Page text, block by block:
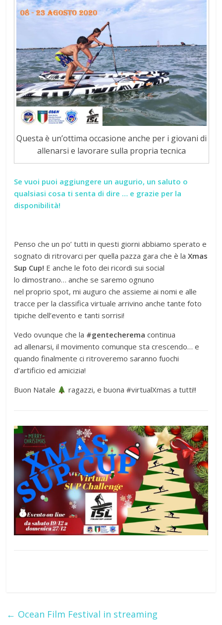
Questa è un’ottima occasione anche per i giovani di
allenarsi e lavorare sulla propria tecnica
Se vuoi puoi aggiungere un augurio, un saluto o
qualsiasi cosa ti senta di dire … e grazie per la
disponibilità!
Penso che un po’ tutti in questi giorni abbiamo sperato e
sognato di ritrovarci per quella pazza gara che è laXmas
Sup Cup! E anche le foto dei ricordi sui social
lo dimostrano… anche se saremo ognuno
nel proprio spot, mi auguro che assieme ai nomi e alle
tracce per la classifica virtuale arrivino anche tante foto
tipiche dell’evento e tanti sorrisi!
Vedo ovunque che la #gentecherema continua
ad allenarsi, il movimento comunque sta crescendo… e
quando finalmente ci ritroveremo saranno fuochi
d’artificio ed amicizia!
Buon Natale
ragazzi, e buona #virtualXmas a tutti!!
← Ocean Film Festival in streaming